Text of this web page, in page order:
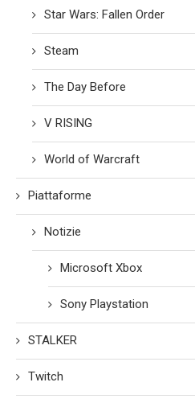
Star Wars: Fallen Order
Steam
The Day Before
V RISING
World of Warcraft
Piattaforme
Notizie
Microsoft Xbox
Sony Playstation
STALKER
Twitch